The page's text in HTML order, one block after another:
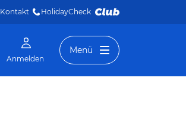
Kontakt HolidayCheck
Anmelden
Menü